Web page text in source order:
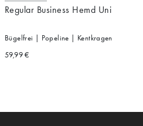
Regular Business Hemd Uni
Bügelfrei | Popeline | Kentkragen
59,99 €